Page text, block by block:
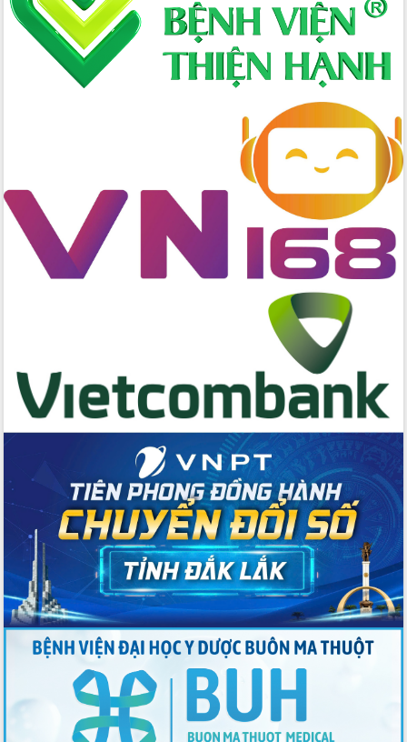
nhanh tiến độ các dự án trọng điểm
trong Khu kinh tế Nam Phú Yên
Hòn Yến phát triển du lịch gắn với bảo
Lấy ý kiến điều chỉnh Quy hoạch tỉnh
ven biển
Đắk Lắk nỗ lực thúc đẩy tăng trưởng
kinh tế từ 10% trở lên trong Quý
II/2026
Đắk Lắk ký kết thỏa thuận hợp tác về
cho trạm y tế cấp xã
Du lịch Đắk Lắk nâng tầm trải nghiệm
du khách thông qua Hệ thống cơ sở dữ
Tập huấn ứng dụng trí tuệ nhân tạo (AI)
trong thương mại điện tử năm 2026
Đoàn đại biểu Quốc hội tỉnh Đắk Lắk
trao đổi thông tin trước Kỳ họp thứ
nhất, Quốc hội khóa XVI
Quyết liệt cải cách hành chính, khơi
thông nguồn lực phát triển
Nâng cao hiệu lực, hiệu quả HĐND
tỉnh thông qua hiện đại hóa hành chính
Xã Ea Phê gắn cải cách hành chính với
Phó Chủ tịch Thường trực UBND tỉnh
Hồ Thị Nguyên Thảo làm việc tại Trung
tâm Phục vụ hành chính công xã Ea